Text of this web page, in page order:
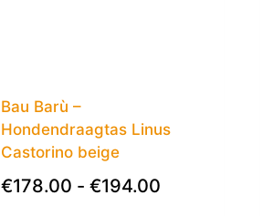
Bau Barù –
Hondendraagtas Linus
Castorino beige
€178.00 - €194.00